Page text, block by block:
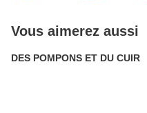
Vous aimerez aussi
DES POMPONS ET DU CUIR